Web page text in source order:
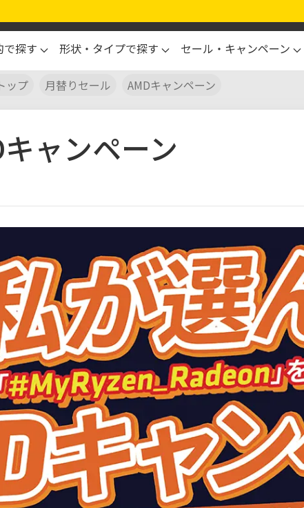
で探す 形状・タイプで探す セール・キャンペーン
ップ 月替りセール AMDキャンペーン
ャンペーン